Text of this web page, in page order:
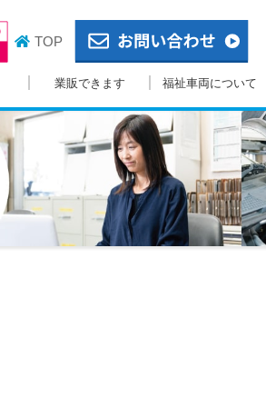
TOP
業販できます 福祉車両について